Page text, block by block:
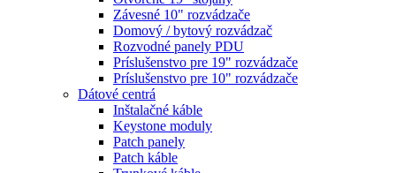
Závesné 10" rozvádzače
Domový / bytový rozvádzač
Rozvodné panely PDU
Príslušenstvo pre 19" rozvádzače
Príslušenstvo pre 10" rozvádzače
Dátové centrá
Inštalačné káble
Keystone moduly
Patch panely
Patch káble